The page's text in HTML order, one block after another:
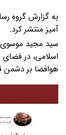
به گزارش گروه
آمیز منتشر کرد.
سید مجید
اسلامی، در
هوافضا بر